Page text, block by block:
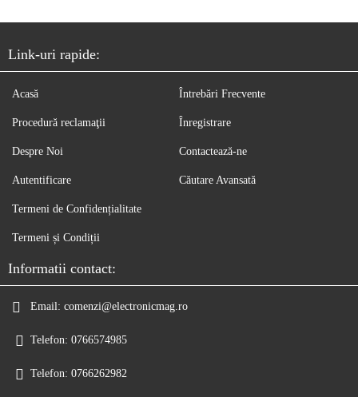
Link-uri rapide:
Acasă
Procedură reclamaţii
Despre Noi
Autentificare
Întrebări Frecvente
Înregistrare
Contactează-ne
Căutare Avansată
Termeni de Confidențialitate
Termeni și Condiții
Informatii contact:
Email: comenzi@electronicmag.ro
Telefon: 0766574985
Telefon: 0766262982